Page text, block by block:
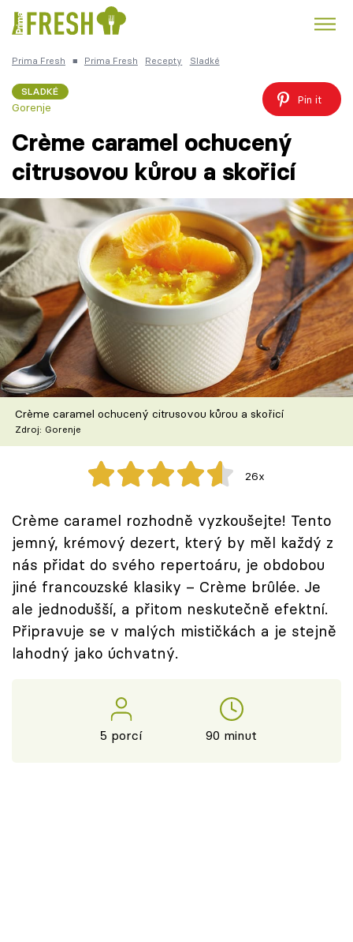
Česká kuchyně
Témata
Recepty
Články
TV Program
Škola vaření
Recepty z TV
Speciál: Cuketa
Těhotnej kuchař
Sledujte prima+
Přihlášení
Sledujte nás
Prima Fresh ■ Prima Fresh Recepty Sladké
SLADKÉ
Gorenje
Pin it
Crème caramel ochucený
citrusovou kůrou a skořicí
Crème caramel ochucený citrusovou kůrou a skořicí
Zdroj: Gorenje
26x
Crème caramel rozhodně vyzkoušejte! Tento
jemný, krémový dezert, který by měl každý z
nás přidat do svého repertoáru, je obdobou
jiné francouzské klasiky – Crème brûlée. Je
ale jednodušší, a přitom neskutečně efektní.
Připravuje se v malých mističkách a je stejně
lahodný jako úchvatný.
5 porcí 90 minut